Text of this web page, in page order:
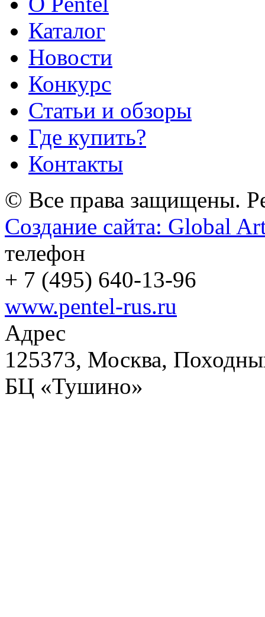
Каталог
Новости
Конкурс
Статьи и обзоры
Где купить?
Контакты
© Все права защищены.
Создание сайта: Global
телефон
+ 7 (495) 640-13-96
www.pentel-rus.ru
Адрес
125373, Москва,
БЦ «Тушино»